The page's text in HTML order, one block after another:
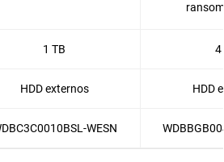
1 TB 4
HDD externos HDD
WESN